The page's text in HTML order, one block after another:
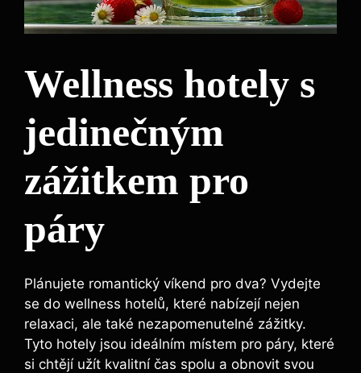
Wellness hotely s
jedinečným
zážitkem pro
páry
Plánujete romantický víkend pro dva? Vydejte
se do wellness hotelů, které nabízejí nejen
relaxaci, ale také nezapomenutelné zážitky.
Tyto hotely jsou ideálním místem pro páry, které
si chtějí užít kvalitní čas spolu a obnovit svou